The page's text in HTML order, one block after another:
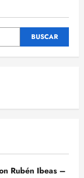
BUSCAR
Rubén Ibeas –